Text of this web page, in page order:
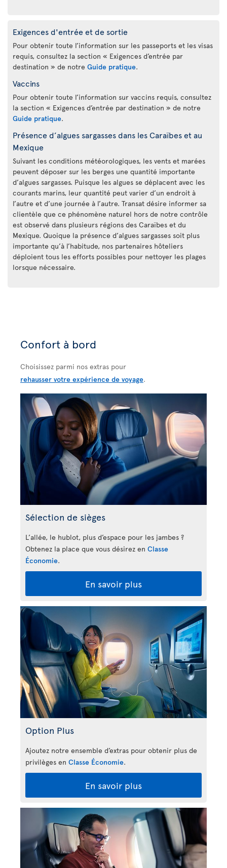
Exigences d'entrée et de sortie
Pour obtenir toute l’information sur les passeports et les visas
requis, consultez la section « Exigences d’entrée par
destination » de notre Guide pratique.
Vaccins
Pour obtenir toute l’information sur vaccins requis, consultez
la section « Exigences d’entrée par destination » de notre
Guide pratique.
Présence d’algues sargasses dans les Caraïbes et au
Mexique
Suivant les conditions météorologiques, les vents et marées
peuvent déposer sur les berges une quantité importante
d’algues sargasses. Puisque les algues se déplacent avec les
courants marins, leur quantité peut varier d’un endroit à
l’autre et d’une journée à l’autre. Transat désire informer sa
clientèle que ce phénomène naturel hors de notre contrôle
est observé dans plusieurs régions des Caraïbes et du
Mexique. Quoique la présence d’algues sargasses soit plus
importante qu’à l’habitude, nos partenaires hôteliers
déploient tous les efforts possibles pour nettoyer les plages
lorsque nécessaire.
Confort à bord
Choisissez parmi nos extras pour
rehausser votre expérience de voyage.
Sélection de sièges
L’allée, le hublot, plus d’espace pour les jambes ?
Obtenez la place que vous désirez en Classe
Économie.
En savoir plus
Option Plus
Ajoutez notre ensemble d’extras pour obtenir plus de
privilèges en Classe Économie.
En savoir plus